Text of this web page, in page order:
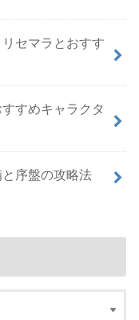
セマラとおすす
すめキャラクタ
序盤の攻略法